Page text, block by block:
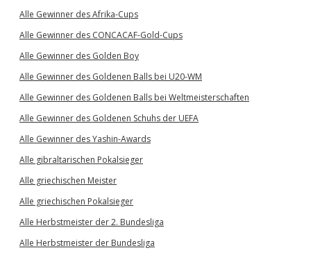
Alle Gewinner des Afrika-Cups
Alle Gewinner des CONCACAF-Gold-Cups
Alle Gewinner des Golden Boy
Alle Gewinner des Goldenen Balls bei U20-WM
Alle Gewinner des Goldenen Balls bei Weltmeisterschaften
Alle Gewinner des Goldenen Schuhs der UEFA
Alle Gewinner des Yashin-Awards
Alle gibraltarischen Pokalsieger
Alle griechischen Meister
Alle griechischen Pokalsieger
Alle Herbstmeister der 2. Bundesliga
Alle Herbstmeister der Bundesliga